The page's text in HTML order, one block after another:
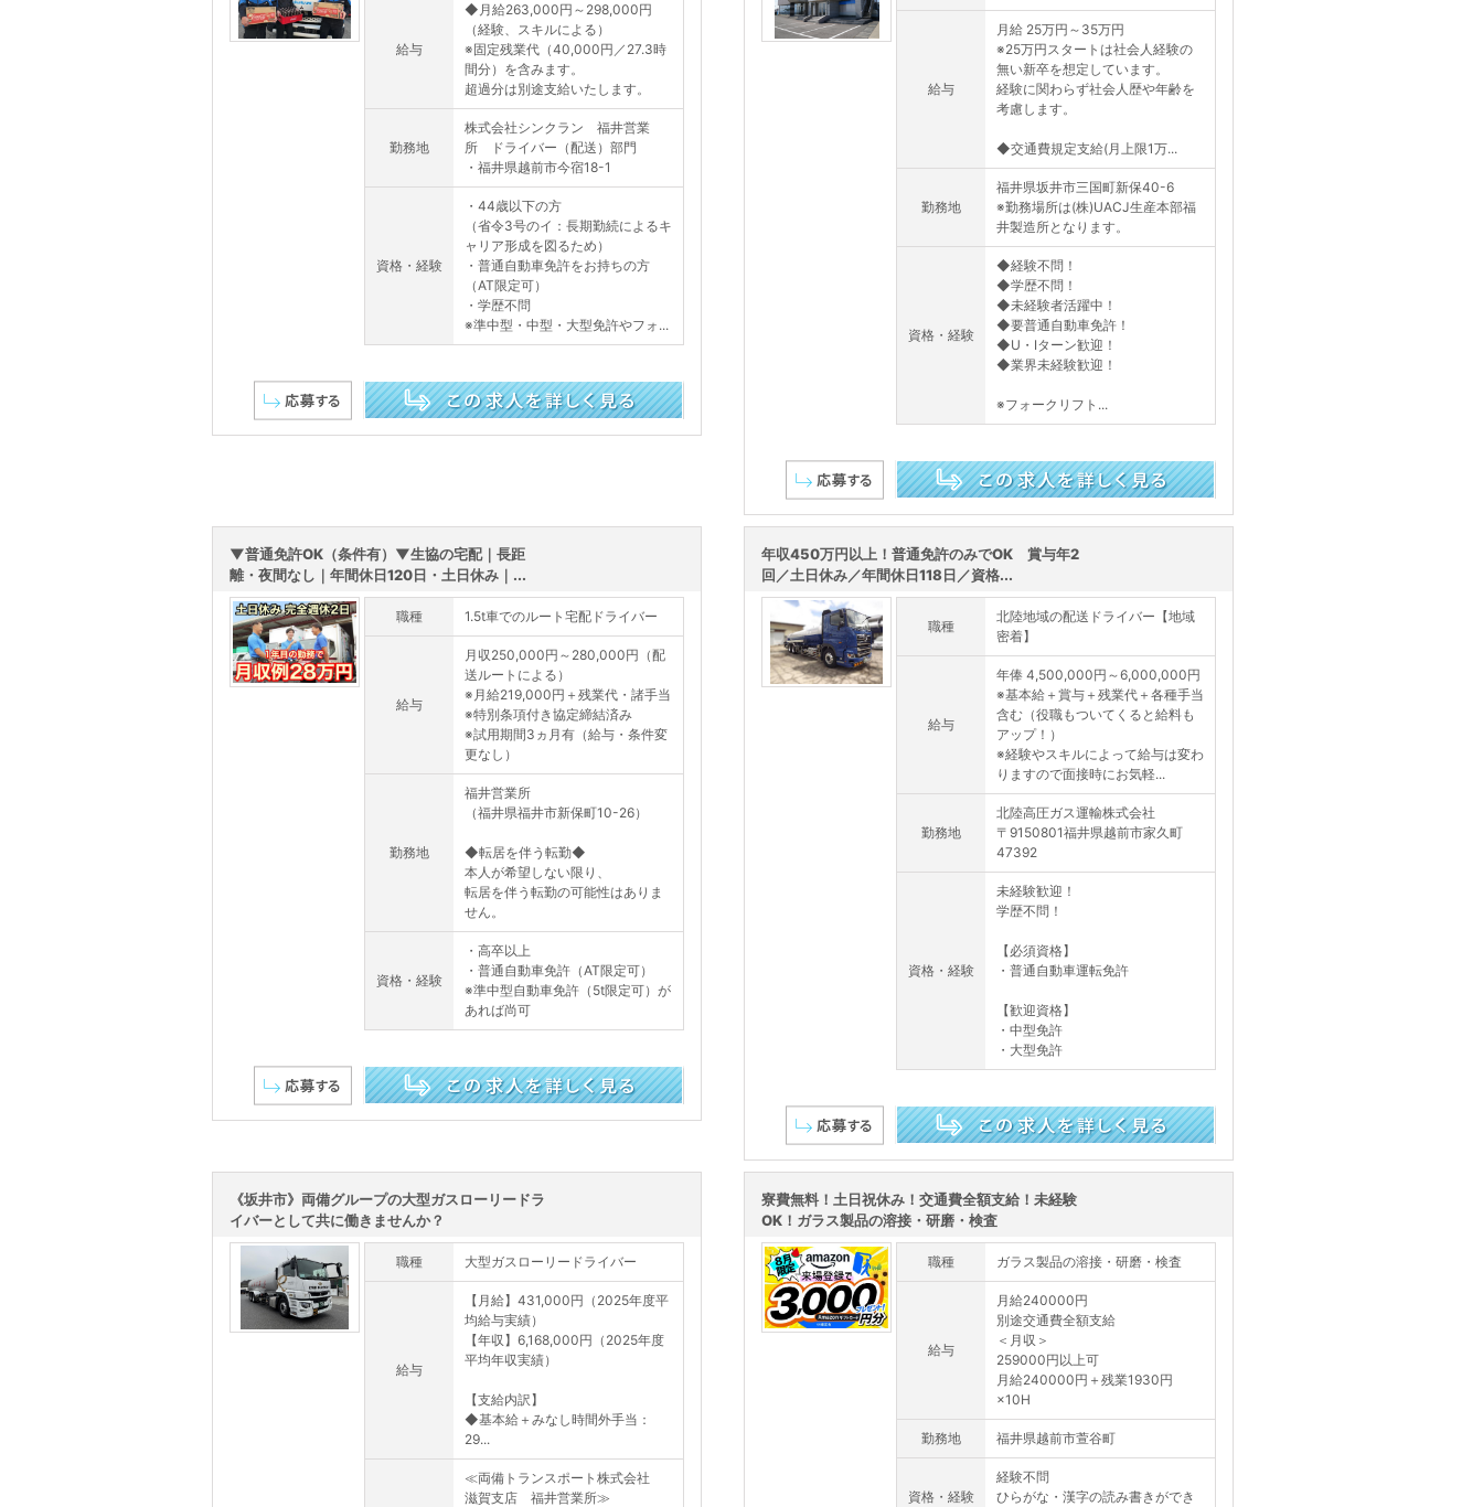
給与
◆月給263,000円～298,000円
（経験、スキルによる）
※固定残業代（40,000円／27.3時
間分）を含みます。
超過分は別途支給いたします。
勤務地
株式会社シンクラン 福井営業
所 ドライバー（配送）部門
・福井県越前市今宿18-1
資格・経験
・44歳以下の方
（省令3号のイ：長期勤続によるキ
ャリア形成を図るため）
・普通自動車免許をお持ちの方
（AT限定可）
・学歴不問
※準中型・中型・大型免許やフォ...
給与
月給 25万円～35万円
※25万円スタートは社会人経験の
無い新卒を想定しています。
経験に関わらず社会人歴や年齢を
考慮します。
◆交通費規定支給(月上限1万...
勤務地
福井県坂井市三国町新保40-6
※勤務場所は(株)UACJ生産本部福
井製造所となります。
資格・経験
◆経験不問！
◆学歴不問！
◆未経験者活躍中！
◆要普通自動車免許！
◆U・Iターン歓迎！
◆業界未経験歓迎！
※フォークリフト...
▼普通免許OK（条件有）▼生協の宅配｜長距
離・夜間なし｜年間休日120日・土日休み｜...
職種 1.5t車でのルート宅配ドライバー
給与
月収250,000円～280,000円（配
送ルートによる）
※月給219,000円＋残業代・諸手当
※特別条項付き協定締結済み
※試用期間3ヵ月有（給与・条件変
更なし）
勤務地
福井営業所
（福井県福井市新保町10-26）
◆転居を伴う転勤◆
本人が希望しない限り、
転居を伴う転勤の可能性はありま
せん。
資格・経験
・高卒以上
・普通自動車免許（AT限定可）
※準中型自動車免許（5t限定可）が
あれば尚可
年収450万円以上！普通免許のみでOK 賞与年2
回／土日休み／年間休日118日／資格...
職種
北陸地域の配送ドライバー【地域
密着】
給与
年俸 4,500,000円～6,000,000円
※基本給＋賞与＋残業代＋各種手当
含む（役職もついてくると給料も
アップ！）
※経験やスキルによって給与は変わ
りますので面接時にお気軽...
勤務地
北陸高圧ガス運輸株式会社
〒9150801福井県越前市家久町
47392
資格・経験
未経験歓迎！
学歴不問！
【必須資格】
・普通自動車運転免許
【歓迎資格】
・中型免許
・大型免許
《坂井市》両備グループの大型ガスローリードラ
イバーとして共に働きませんか？
職種 大型ガスローリードライバー
給与
【月給】431,000円（2025年度平
均給与実績）
【年収】6,168,000円（2025年度
平均年収実績）
【支給内訳】
◆基本給＋みなし時間外手当：
29...
≪両備トランスポート株式会社
滋賀支店 福井営業所≫
寮費無料！土日祝休み！交通費全額支給！未経験
OK！ガラス製品の溶接・研磨・検査
職種 ガラス製品の溶接・研磨・検査
給与
月給240000円
別途交通費全額支給
＜月収＞
259000円以上可
月給240000円＋残業1930円
×10H
勤務地 福井県越前市萱谷町
資格・経験
経験不問
ひらがな・漢字の読み書きができ